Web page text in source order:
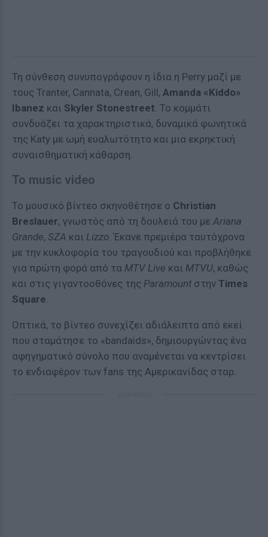
Τη σύνθεση συνυπογράφουν η ίδια η Perry μαζί με
τους Tranter, Cannata, Crean, Gill, Amanda «Kiddo»
Ibanez και Skyler Stonestreet. Το κομμάτι
συνδυάζει τα χαρακτηριστικά, δυναμικά φωνητικά
της Katy με ωμή ευαλωτότητα και μια εκρηκτική
συναισθηματική κάθαρση.
Το music video
Το μουσικό βίντεο σκηνοθέτησε ο Christian
Breslauer, γνωστός από τη δουλειά του με Ariana
Grande, SZA και Lizzo. Έκανε πρεμιέρα ταυτόχρονα
με την κυκλοφορία του τραγουδιού και προβλήθηκε
για πρώτη φορά από τα MTV Live και MTVU, καθώς
και στις γιγαντοοθόνες της Paramount στην Times
Square.
Οπτικά, το βίντεο συνεχίζει αδιάλειπτα από εκεί
που σταμάτησε το «bandaids», δημιουργώντας ένα
αφηγηματικό σύνολο που αναμένεται να κεντρίσει
το ενδιαφέρον των fans της Αμερικανίδας σταρ.